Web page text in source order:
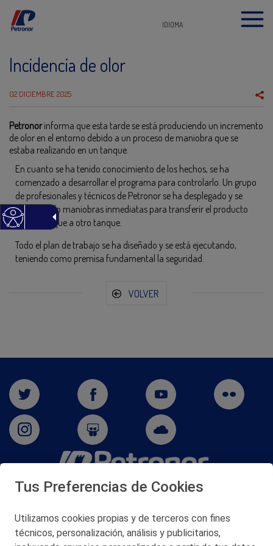
IDIOMA
Incidencia de olor
02 DICIEMBRE 2025
Petronorinforma que esta tarde se está produciendo un incremento
de olor en el entorno debido a un proceso de maniobra que se
estaba realizando en un tanque.
En cuanto se ha tenido conocimiento de los hechos, se ha
comenzado a desarrollar el programa para controlarlo. Un grupo
de profesionales y técnicos de Petronor se ha desplegado y se
han iniciado maniobras inmediatas para transferir el producto
de ese tanque a otro tanque.
Todo el plan de trabajo se ha diseñado y se está ejecutando,
teniendo como premisa fundamental la seguridad.
VOLVER
San Martín 5-Edificio Muñatones,
© 2026 Petronor S.A.
Tus Preferencias de Cookies
Utilizamos cookies propias y de terceros con fines
técnicos, personalización, análisis y publicitarios,